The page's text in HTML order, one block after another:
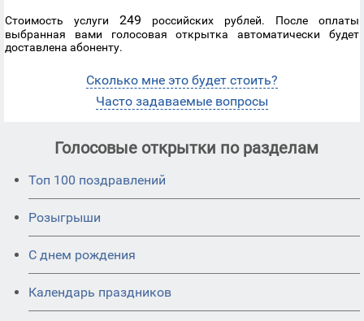
Стоимость услуги 249 российских рублей. После оплаты
выбранная вами голосовая открытка автоматически будет
доставлена абоненту.
Сколько мне это будет стоить?
Часто задаваемые вопросы
Голосовые открытки по разделам
Топ 100 поздравлений
Розыгрыши
С днем рождения
Календарь праздников